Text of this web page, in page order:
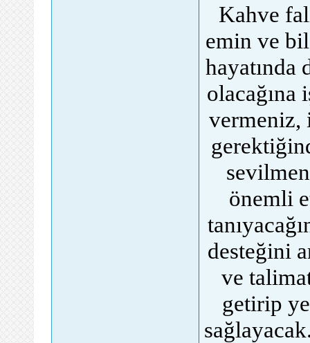
Kahve
emin ve
hayatında
olacağına
vermeniz,
önemli
desteğini
ve
getirip